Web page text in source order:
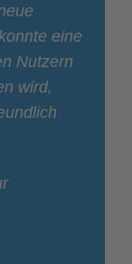
eine
Nutzern
wird,